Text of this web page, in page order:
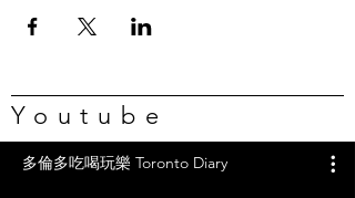
Youtube
多倫多吃喝玩樂 Toronto Diary